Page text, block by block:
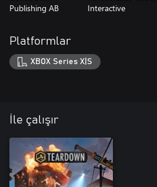
Publishing AB
Interactive
Platformlar
XBOX Series X|S
İle çalışır